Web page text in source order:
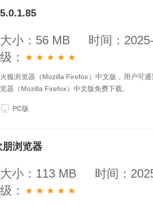
大小：56 MB
时间：
级：
火狐浏览器（Mozilla Firefox）中文版，用户可
览器（Mozilla Firefox）中文版免费下载。
PC版
浏览器
大小：113 MB
时间：
级：